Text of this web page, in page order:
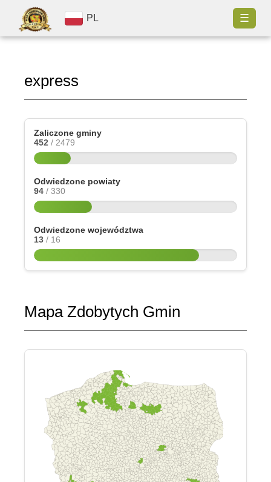
PL ☰
express
Zaliczone gminy
452 / 2479
Odwiedzone powiaty
94 / 330
Odwiedzone województwa
13 / 16
Mapa Zdobytych Gmin